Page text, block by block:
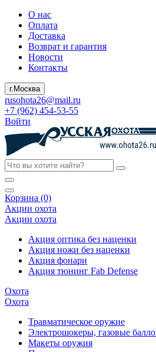
О нас
Оплата
Доставка
Возврат и гарантия
Новости
Контакты
г.Москва
rusohota26@mail.ru
+7 (962) 454-53-55
Войти
Корзина (0)
Акции охота
Акции охота
Акция оптика без наценки
Акция ножи без наценки
Акция фонари
Акция тюнинг Fab Defense
Охота
Охота
Травматическое оружие
Электрошокеры, газовые
Макеты оружия